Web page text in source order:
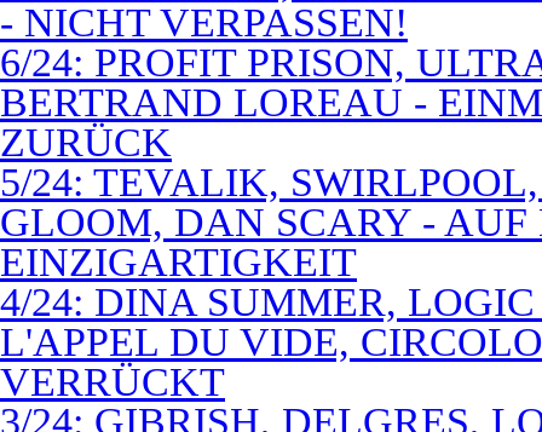
- NICHT VERPASSEN!
6/24: PROFIT PRISON,
BERTRAND LOREAU -
ZURÜCK
5/24: TEVALIK,
GLOOM, DAN SCARY -
EINZIGARTIGKEIT
4/24: DINA SUMMER,
L'APPEL DU VIDE,
VERRÜCKT
3/24: GIBRISH, DELGRES,